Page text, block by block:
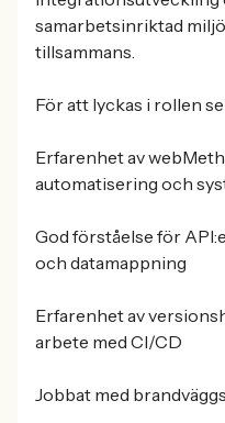
samarbetsinriktad
tillsammans.
För att lyckas i rollen
Erfarenhet av
automatisering och
God förståelse för
och datamappning
Erfarenhet av
arbete med CI/CD
Jobbat med